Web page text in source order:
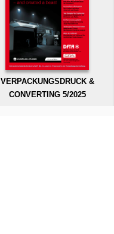
VERPACKUNGSDRUCK &
CONVERTING 5/2025